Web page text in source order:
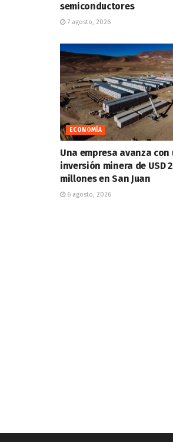
semiconductores
7 agosto, 2026
ECONOMÍA
Una empresa avanza con
inversión minera de USD
millones en San Juan
6 agosto, 2026